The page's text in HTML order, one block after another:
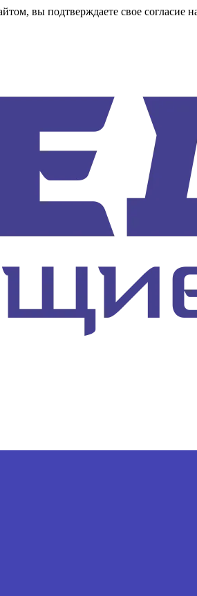
вы подтверждаете свое согласие